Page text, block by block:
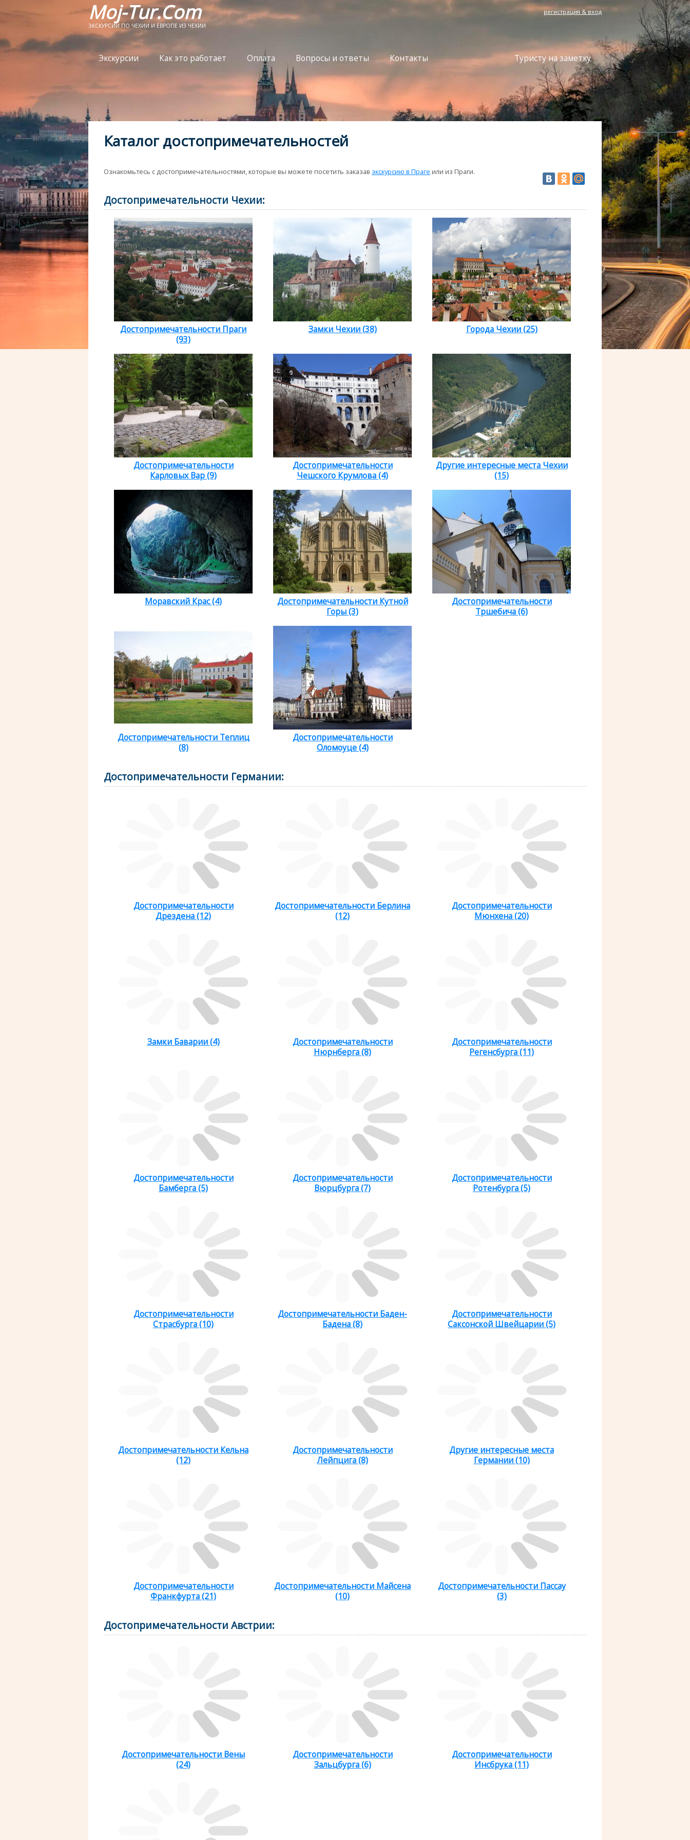
Moj-Tur.Com
ЭКСКУРСИИ ПО ЧЕХИИ И ЕВРОПЕ ИЗ ЧЕХИИ
регистрация & вход
Экскурсии Как это работает Оплата Вопросы и ответы Контакты Туристу на заметку
Каталог достопримечательностей
Ознакомьтесь с достопримечательностями, которые вы можете посетить заказав экскурсию в Праге или из Праги.
Достопримечательности Чехии:
Достопримечательности Праги
(93)
Замки Чехии (38) Города Чехии (25)
Достопримечательности
Карловых Вар (9)
Достопримечательности
Чешского Крумлова (4)
Другие интересные места Чехии
(15)
Моравский Крас (4)
Достопримечательности Кутной
Горы (3)
Достопримечательности
Тршебича (6)
Достопримечательности Теплиц
(8)
Достопримечательности
Оломоуце (4)
Достопримечательности Германии:
Достопримечательности
Дрездена (12)
Достопримечательности Берлина
(12)
Достопримечательности
Мюнхена (20)
Замки Баварии (4)
Достопримечательности
Нюрнберга (8)
Достопримечательности
Регенсбурга (11)
Достопримечательности
Бамберга (5)
Достопримечательности
Вюрцбурга (7)
Достопримечательности
Ротенбурга (5)
Достопримечательности
Страсбурга (10)
Достопримечательности Баден-
Бадена (8)
Достопримечательности
Саксонской Швейцарии (5)
Достопримечательности Кельна
(12)
Достопримечательности
Лейпцига (8)
Другие интересные места
Германии (10)
Достопримечательности
Франкфурта (21)
Достопримечательности Майсена
(10)
Достопримечательности Пассау
(3)
Достопримечательности Австрии:
Достопримечательности Вены
(24)
Достопримечательности
Зальцбурга (6)
Достопримечательности
Инсбрука (11)